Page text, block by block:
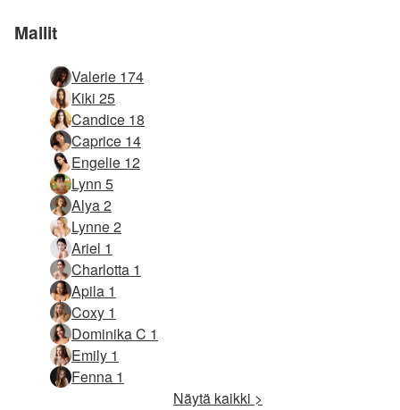
Mallit
Valerie 174
Kiki 25
Candice 18
Caprice 14
Engelie 12
Lynn 5
Alya 2
Lynne 2
Ariel 1
Charlotta 1
Apila 1
Coxy 1
Dominika C 1
Emily 1
Fenna 1
Näytä kaikki >